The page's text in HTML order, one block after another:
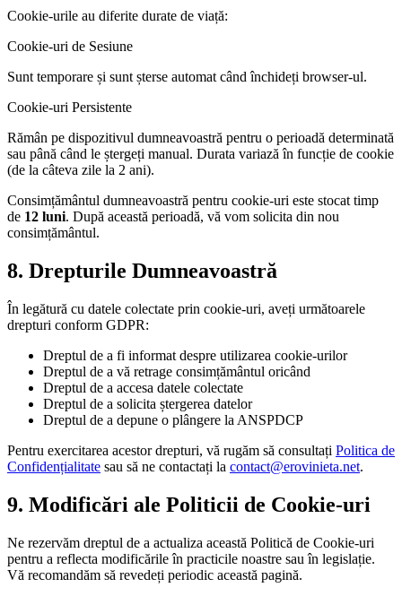
Cookie-urile au diferite durate de viață:
Cookie-uri de Sesiune
Sunt temporare și sunt șterse automat când închideți browser-ul.
Cookie-uri Persistente
Rămân pe dispozitivul dumneavoastră pentru o perioadă determinată
sau până când le ștergeți manual. Durata variază în funcție de cookie
(de la câteva zile la 2 ani).
Consimțământul dumneavoastră pentru cookie-uri este stocat timp
de 12 luni. După această perioadă, vă vom solicita din nou
consimțământul.
8. Drepturile Dumneavoastră
În legătură cu datele colectate prin cookie-uri, aveți următoarele
drepturi conform GDPR:
Dreptul de a fi informat despre utilizarea cookie-urilor
Dreptul de a vă retrage consimțământul oricând
Dreptul de a accesa datele colectate
Dreptul de a solicita ștergerea datelor
Dreptul de a depune o plângere la ANSPDCP
Pentru exercitarea acestor drepturi, vă rugăm să consultați Politica de
Confidențialitate sau să ne contactați la contact@erovinieta.net.
9. Modificări ale Politicii de Cookie-uri
Ne rezervăm dreptul de a actualiza această Politică de Cookie-uri
pentru a reflecta modificările în practicile noastre sau în legislație.
Vă recomandăm să revedeți periodic această pagină.